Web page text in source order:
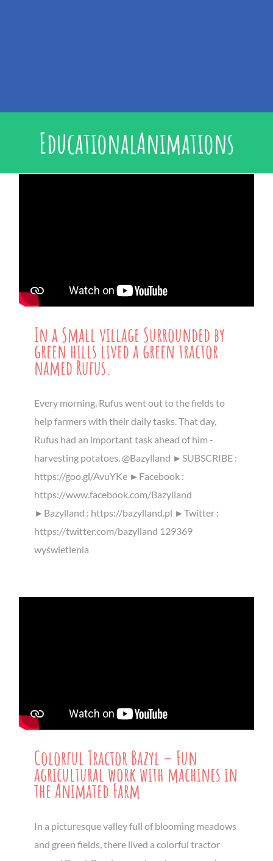
EducationalAnimations
In a Small village Surrounded by
green hills lived a green tractor
named Rufus.
Every morning, Rufus went out to the fields to
help farmers with their daily tasks. That day,
Rufus had an important task ahead of him -
harvesting potatoes. @Bazylland ►SUBSCRIBE :
https://goo.gl/AvuYKe ►Facebook :
https://www.facebook.com/Bazylland
►Bazylland : https://bazylland.pl ►Twitter :
https://twitter.com/bazylland 129369
wyświetlenia
Colorful Tractor Bazyl – Fun
agricultural work with machines in
the Animated Farm
In a picturesque valley full of blooming meadows
and green fields, there lived a colorful tractor